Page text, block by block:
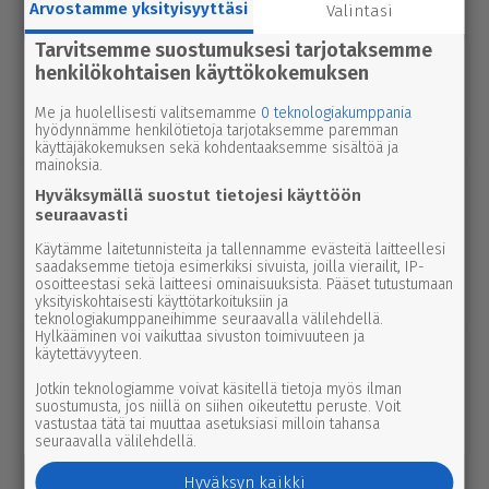
uutinen6.8.2026 2.55
Elisa parantaa 5g-yhteyksiä Karviassa
ja Par­ka­nossa – seuraavan suku­pol­
ven tekniikka kolkuttaa jo ovella
uutinen5.8.2026 12.00
Pääl­lys­tys­työt hidas­ta­vat lii­ken­nettä
3-tiellä Ikaa­lis­ten suunnalla – syys­
kuussa uutta pintaa Kui­vas­jär­ven
suunnalle
uutinen
hin ensim­mäis­ten joukossa – naa­pu­ri­
kun­nassa kesäloma jatkuu lähes
viikon pidempään
Arvostamme yksityisyyttäsi Valintasi
Tarvitsemme suostumuksesi tarjotaksemme
henkilökohtaisen käyttökokemuksen
Me ja huolellisesti valitsemamme 0 teknologiakumppania
hyödynnämme henkilötietoja tarjotaksemme paremman
käyttäjäkokemuksen sekä kohdentaaksemme sisältöä ja
mainoksia.
Hyväksymällä suostut tietojesi käyttöön
seuraavasti
Käytämme laitetunnisteita ja tallennamme evästeitä laitteellesi
saadaksemme tietoja esimerkiksi sivuista, joilla vierailit, IP-
osoitteestasi sekä laitteesi ominaisuuksista. Pääset tutustumaan
yksityiskohtaisesti käyttötarkoituksiin ja
teknologiakumppaneihimme seuraavalla välilehdellä.
Hylkääminen voi vaikuttaa sivuston toimivuuteen ja
käytettävyyteen.
Jotkin teknologiamme voivat käsitellä tietoja myös ilman
suostumusta, jos niillä on siihen oikeutettu peruste. Voit
vastustaa tätä tai muuttaa asetuksiasi milloin tahansa
seuraavalla välilehdellä.
Hyväksyn kaikki